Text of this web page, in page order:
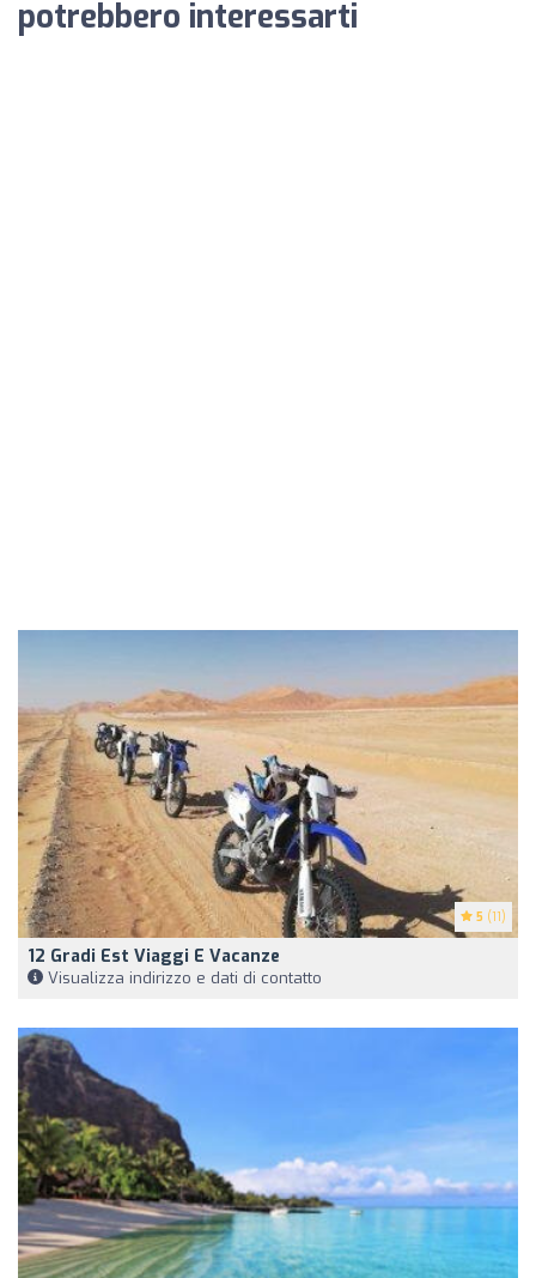
potrebbero interessarti
5 (11)
12 Gradi Est Viaggi E Vacanze
Visualizza indirizzo e dati di contatto